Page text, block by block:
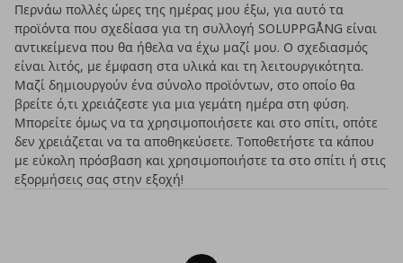
Περνάω πολλές ώρες της ημέρας μου έξω, για αυτό τα
προϊόντα που σχεδίασα για τη συλλογή SOLUPPGÅNG είναι
αντικείμενα που θα ήθελα να έχω μαζί μου. Ο σχεδιασμός
είναι λιτός, με έμφαση στα υλικά και τη λειτουργικότητα.
Μαζί δημιουργούν ένα σύνολο προϊόντων, στο οποίο θα
βρείτε ό,τι χρειάζεστε για μια γεμάτη ημέρα στη φύση.
Μπορείτε όμως να τα χρησιμοποιήσετε και στο σπίτι, οπότε
δεν χρειάζεται να τα αποθηκεύσετε. Τοποθετήστε τα κάπου
με εύκολη πρόσβαση και χρησιμοποιήστε τα στο σπίτι ή στις
εξορμήσεις σας στην εξοχή!